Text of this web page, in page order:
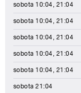
sobota 10:04, 21:04
sobota 10:04, 21:04
sobota 10:04, 21:04
sobota 10:04, 21:04
sobota 10:04, 21:04
sobota 21:04